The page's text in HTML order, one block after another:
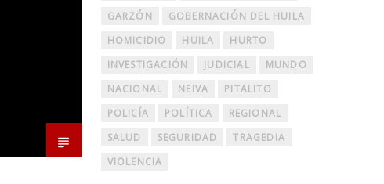
GARZÓN
GOBERNACIÓN DEL HUILA
HOMICIDIO
HUILA
HURTO
INVESTIGACIÓN
JUDICIAL
MUNDO
NACIONAL
NEIVA
PITALITO
POLICÍA
POLÍTICA
REGIONAL
SALUD
SEGURIDAD
TRAGEDIA
VIOLENCIA